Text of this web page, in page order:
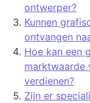
ontwerper?
Kunnen
ontvangen
Hoe kan een
marktwaarde
verdienen?
Zijn er